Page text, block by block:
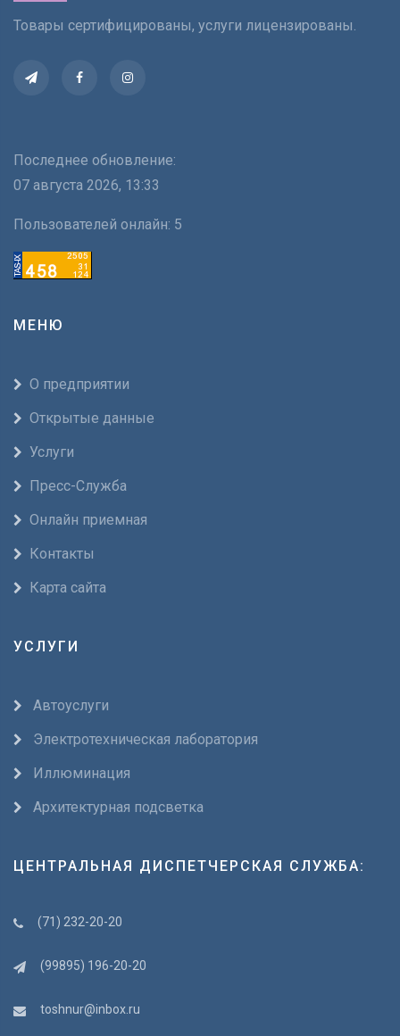
Товары сертифицированы, услуги лицензированы.
Последнее обновление:
07 августа 2026, 13:33
Пользователей онлайн: 5
МЕНЮ
О предприятии
Открытые данные
Услуги
Пресс-Служба
Онлайн приемная
Контакты
Карта сайта
УСЛУГИ
Автоуслуги
Электротехническая лаборатория
Иллюминация
Архитектурная подсветка
ЦЕНТРАЛЬНАЯ ДИСПЕТЧЕРСКАЯ СЛУЖБА:
(71) 232-20-20
(99895) 196-20-20
toshnur@inbox.ru